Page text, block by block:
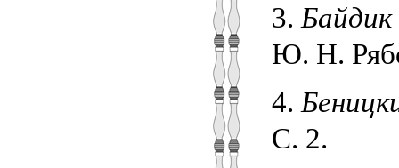
3.
Ю. Н.
4.
С. 2.